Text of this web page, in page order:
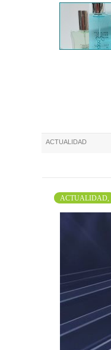
ACTUALIDAD
ACTUALIDAD,